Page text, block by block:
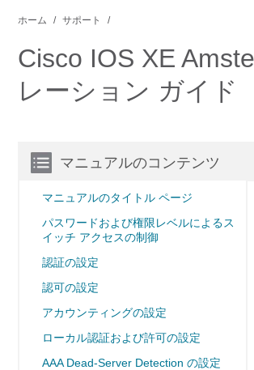
ホーム サポート
Cisco IOS XE
レーション ガイド
マニュアルのコンテンツ
マニュアルのタイトル ページ
パスワードおよび権限レベルによるス
イッチ アクセスの制御
認証の設定
認可の設定
アカウンティングの設定
ローカル認証および許可の設定
AAA Dead-Server Detection の設定